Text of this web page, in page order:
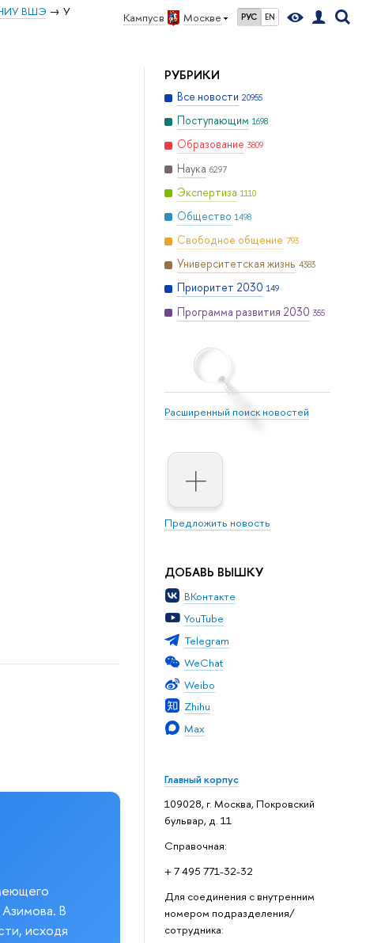
Кампус в Москве РУС EN
НИУ ВШЭ
У
РУБРИКИ
Все новости 20955
Поступающим 1698
Образование 3809
Наука 6297
Экспертиза 1110
Общество 1498
Свободное общение 793
Университетская жизнь 4383
Приоритет 2030 149
Программа развития 2030 355
Расширенный поиск новостей
Предложить новость
ДОБАВЬ ВЫШКУ
ВКонтакте
YouTube
Telegram
WeChat
Weibo
Zhihu
Max
Главный корпус
109028, г. Москва, Покровский
бульвар, д. 11
Справочная:
+ 7 495 771-32-32
Для соединения с внутренним
номером подразделения/
сотрудника:
В
исходя